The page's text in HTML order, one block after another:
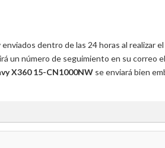
dentro de las 24 horas al realizar
un número de seguimiento en su correo
X360 15-CN1000NW se enviará bien